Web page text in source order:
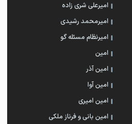
امیرعلی شری زاده
امیرمحمد رشیدی
امیرنظام مسئله گو
امین
امین آذر
امین آوا
امین امیری
امین بانی و فرناز ملکی